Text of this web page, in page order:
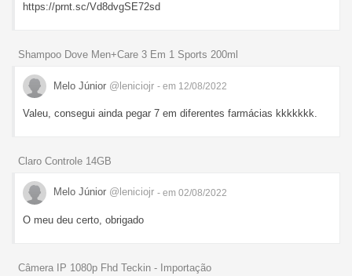
https://prnt.sc/Vd8dvgSE72sd
Shampoo Dove Men+Care 3 Em 1 Sports 200ml
Melo Júnior @leniciojr - em 12/08/2022
Valeu, consegui ainda pegar 7 em diferentes farmácias kkkkkkk.
Claro Controle 14GB
Melo Júnior @leniciojr - em 02/08/2022
O meu deu certo, obrigado
Câmera IP 1080p Fhd Teckin - Importação